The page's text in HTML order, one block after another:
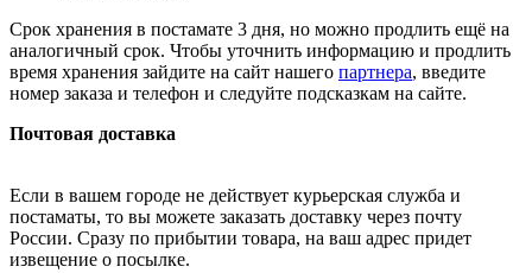
Срок хранения в постамате 3 дня, но можно продлить ещё на
аналогичный срок. Чтобы уточнить информацию и продлить
время хранения зайдите на сайт нашего партнера, введите
номер заказа и телефон и следуйте подсказкам на сайте.
Почтовая доставка
Если в вашем городе не действует курьерская служба и
постаматы, то вы можете заказать доставку через почту
России. Сразу по прибытии товара, на ваш адрес придет
извещение о посылке.